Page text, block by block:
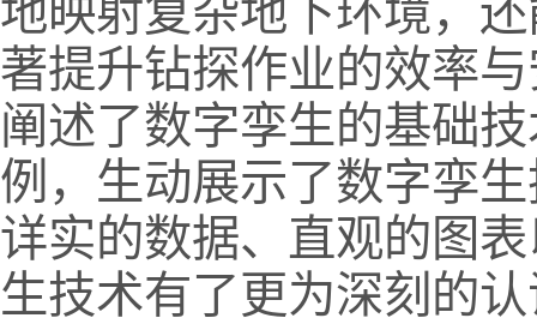
地映射复杂地下环境，
著提升钻探作业的效率
阐述了数字孪生的基础
例，生动展示了数字孪
详实的数据、直观的图
生技术有了更为深刻的